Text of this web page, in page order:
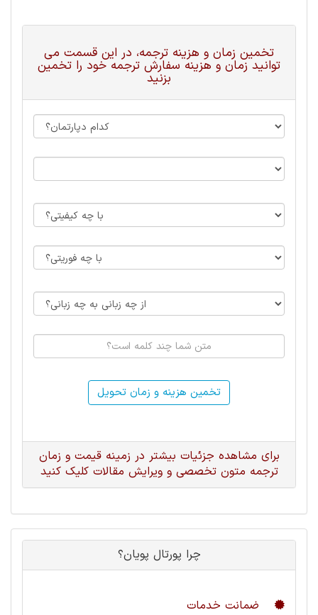
تخمین زمان و هزینه ترجمه، در این قسمت می
توانید زمان و هزینه سفارش ترجمه خود را تخمین
بزنید
تخمین هزینه و زمان تحویل
برای مشاهده جزئیات بیشتر در زمینه قیمت و زمان
ترجمه متون تخصصی و ویرایش مقالات کلیک کنید
چرا پورتال پویان؟
ضمانت خدمات